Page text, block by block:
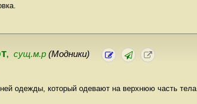
, сущ.м.р (Модники)
одежды, который одевают на верхнюю часть тела.